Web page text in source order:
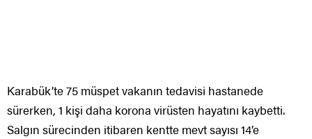
Karabük’te 75 müspet vakanın tedavisi hastanede
sürerken, 1 kişi daha korona virüsten hayatını kaybetti.
Salgın sürecinden itibaren kentte mevt sayısı 14’e